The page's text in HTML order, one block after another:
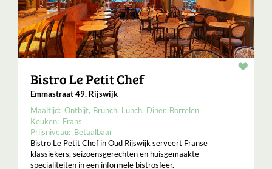
Bistro Le Petit Chef
Emmastraat 49, Rijswijk
Maaltijd: Ontbijt Brunch Lunch Diner Borrelen
Keuken: Frans
Prijsniveau: Betaalbaar
Bistro Le Petit Chef in Oud Rijswijk serveert Franse
klassiekers, seizoensgerechten en huisgemaakte
specialiteiten in een informele bistrosfeer.